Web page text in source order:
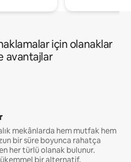
için olanaklar
avantajlar
mekânlarda hem mutfak hem
bir süre boyunca rahatça
her türlü olanak bulunur.
bir alternatif.